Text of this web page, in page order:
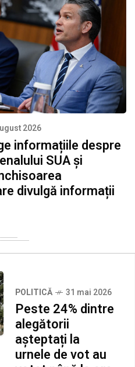
2026
informațiile despre
SUA și
divulgă informații
POLITICĂ 31 mai 2026
Peste 24% dintre
alegătorii
așteptați la
urnele de vot au